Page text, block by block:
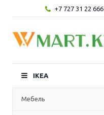
+7 727 31 22 666
IKEA
Мебель